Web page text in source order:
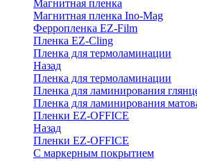
Магнитная пленка
Магнитная пленка Ino-Mag
Ферропленка EZ-Film
Пленка EZ-Cling
Пленка для термоламинации
Назад
Пленка для термоламинации
Пленка для ламинирования
Пленка для ламинирования
Пленки EZ-OFFICE
Назад
Пленки EZ-OFFICE
С маркерным покрытием